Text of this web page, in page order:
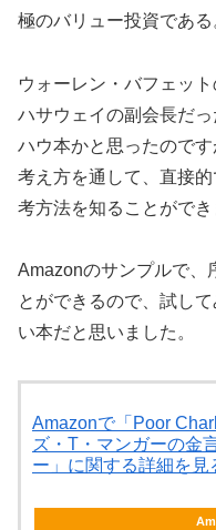
極のバリュー投資である
ウォーレン・バフェッ
ハサウェイの副会長だ
ハウ本かと思ったので
考え方を通して、直接
考方法を知ることができ
Amazonのサンプルで、
とができるので、試し
い本だと思いました。
Amazonで「Poor
ズ・T・マンガーの金
ー」に関する詳細を見